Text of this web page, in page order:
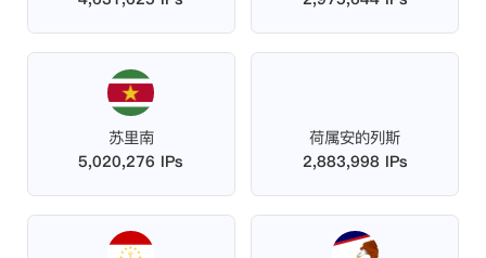
苏里南
5,020,276 IPs
荷属安的列斯
2,883,998 IPs